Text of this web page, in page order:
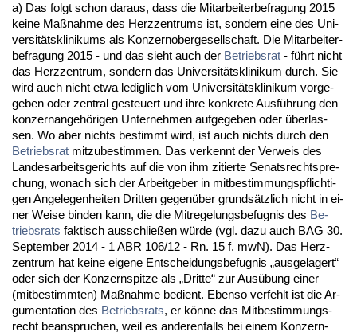
a) Das folgt schon dar­aus, dass die Mit­ar­bei­ter­be­fra­gung 2015
kei­ne Maßnah­me des Herz­zen­trums ist, son­dern ei­ne des Uni­
ver­sitätskli­ni­kums als Kon­zer­no­ber­ge­sell­schaft. Die Mit­ar­bei­ter­
be­fra­gung 2015 - und das sieht auch der Be­triebs­rat - führt nicht
das Herz­zen­trum, son­dern das Uni­ver­sitätskli­ni­kum durch. Sie
wird auch nicht et­wa le­dig­lich vom Uni­ver­sitätskli­ni­kum vor­ge­
ge­ben oder zen­tral ge­steu­ert und ih­re kon­kre­te Ausführung den
kon­zern­an­gehöri­gen Un­ter­neh­men auf­ge­ge­ben oder über­las­
sen. Wo aber nichts be­stimmt wird, ist auch nichts durch den
Be­triebs­rat mit­zu­be­stim­men. Das ver­kennt der Ver­weis des
Lan­des­ar­beits­ge­richts auf die von ihm zi­tier­te Se­nats­recht­spre­
chung, wo­nach sich der Ar­beit­ge­ber in mit­be­stim­mungs­pflich­ti­
gen An­ge­le­gen­hei­ten Drit­ten ge­genüber grundsätz­lich nicht in ei­
ner Wei­se bin­den kann, die die Mit­re­ge­lungs­be­fug­nis des Be­
triebs­rats fak­tisch aus­sch­ließen würde (vgl. da­zu auch BAG 30.
Sep­tem­ber 2014 - 1 ABR 106/12 - Rn. 15 f. mwN). Das Herz­
zen­trum hat kei­ne ei­ge­ne Ent­schei­dungs­be­fug­nis „aus­ge­la­gert“
oder sich der Kon­zern­spit­ze als „Drit­te“ zur Ausübung ei­ner
(mit­be­stimm­ten) Maßnah­me be­dient. Eben­so ver­fehlt ist die Ar­
gu­men­ta­ti­on des Be­triebs­rats, er könne das Mit­be­stim­mungs­
recht be­an­spru­chen, weil es an­de­ren­falls bei ei­nem Kon­zern­